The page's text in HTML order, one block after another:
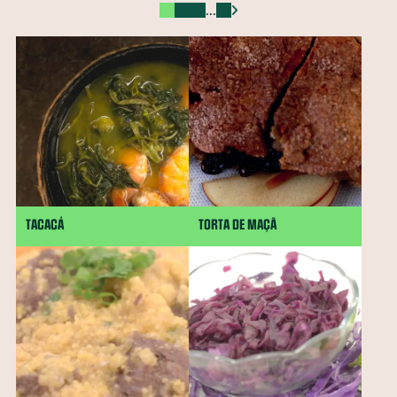
Mamão Jatobá
Cravo-da-Índia Morango Castanha-do-Brasil
Cacau Semente de Linhaça Jaca Cará Taioba
Palma Jambu Tucupi Cheiro-verde Abacate
Palmito Maxixe Agrião Grão-de-bico Manjericão
Uva Mandioquinha Amendoim Gergelim
Gengibre Semente de Chia Alecrim Almeirão
Pupunha Jabuticaba major-gomes
Abricó Açafrão-da-terra Juçara Pequi Baru
Shitake Feijão-de-corda Amêndoa Rúcula
Cominho Caruru Serralha Soja Melão
Tangerina Pêssego Chicória-do-Pará Beldroega
Cupuaçu Cagaita Camarão Quirera de milho
Radite Pinhão Cuscuz Sapoti Goiabada
...
TACACÁ TORTA DE MAÇÃ